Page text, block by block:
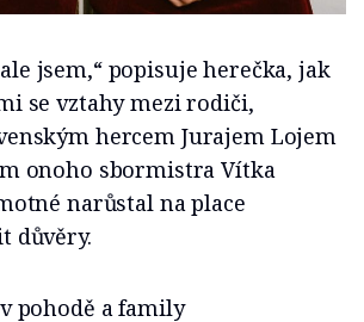
jsem,“ popisuje herečka, jak
se vztahy mezi rodiči,
hercem Jurajem Lojem
onoho sbormistra Vítka
narůstal na place
důvěry.
pohodě a family